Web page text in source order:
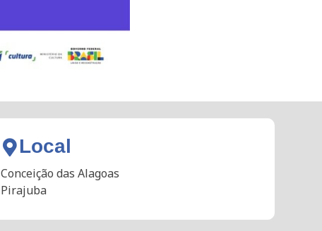
Local
Conceição das Alagoas
Pirajuba